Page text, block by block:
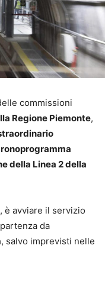
commissioni
Regione Piemonte,
della Linea 2 della
è avviare il servizio
da
, salvo imprevisti nelle